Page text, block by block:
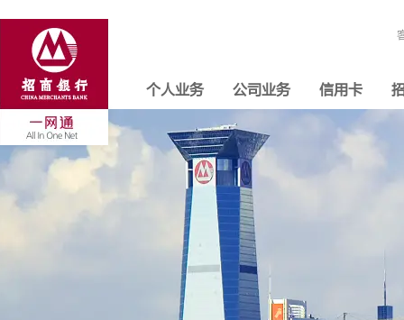
个人业务 公司业务 信用卡